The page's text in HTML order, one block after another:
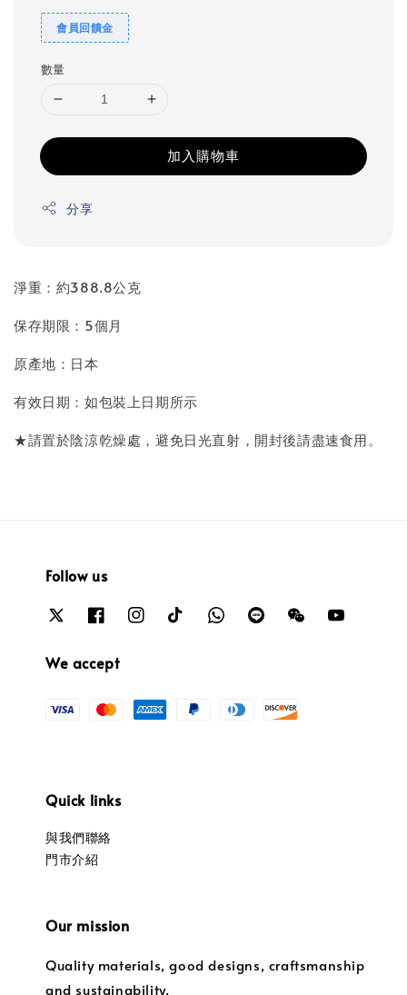
會員回饋金
數量
加入購物車
分享
淨重：約388.8公克
保存期限：5個月
原產地：日本
有效日期：如包裝上日期所示
★請置於陰涼乾燥處，避免日光直射，開封後請盡速食用。
Follow us
We accept
Quick links
與我們聯絡
門市介紹
Our mission
Quality materials, good designs, craftsmanship
and sustainability.